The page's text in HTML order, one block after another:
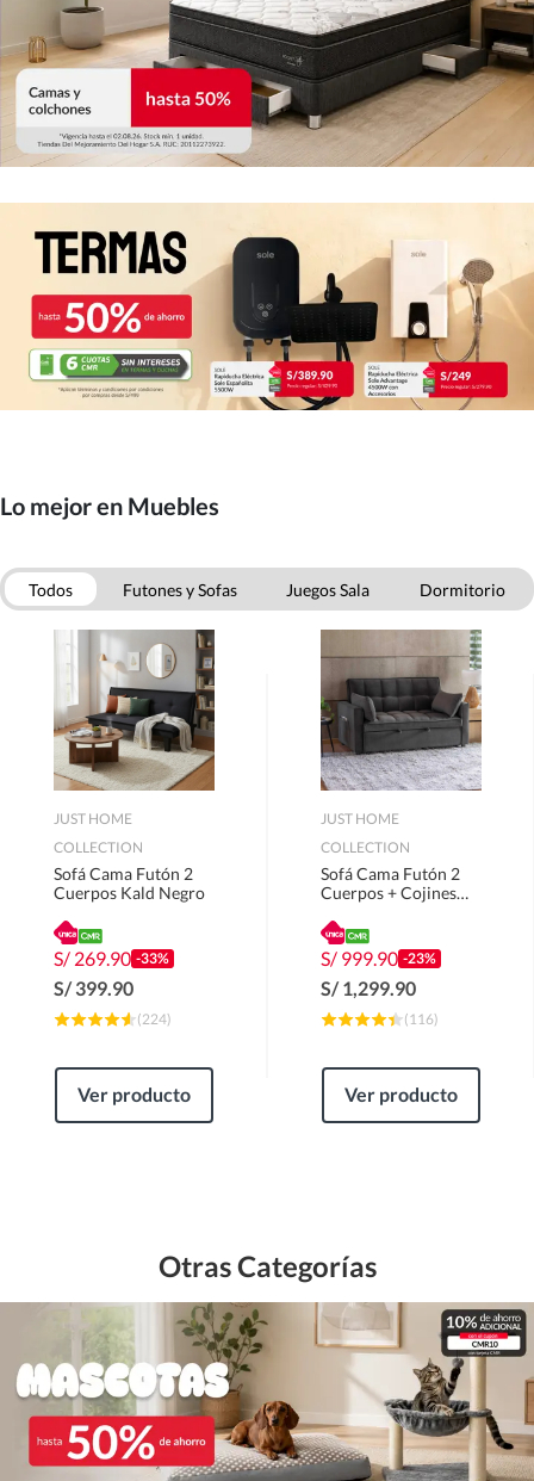
Lo mejor en Muebles
Todos Futones y Sofas Juegos Sala
Dormitorio
Muebles Cocina
JUST HOME
COLLECTION
Sofá Cama Futón 2
Cuerpos Kald Negro
S/ 269.90 -33%
S/399.90
(224)
Ver producto
JUST HOME
COLLECTION
Sofá Cama Futón 2
Cuerpos + Cojines
S/ 999.90 -23%
S/1,299.90
(116)
Ver producto
Otras Categorías